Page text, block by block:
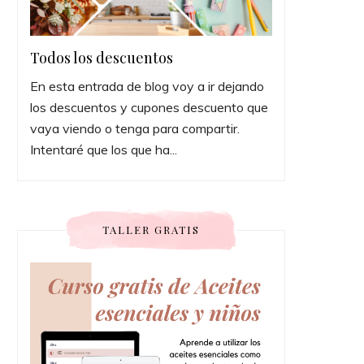
Todos los descuentos
En esta entrada de blog voy a ir dejando
los descuentos y cupones descuento que
vaya viendo o tenga para compartir.
Intentaré que los que ha...
TALLER GRATIS